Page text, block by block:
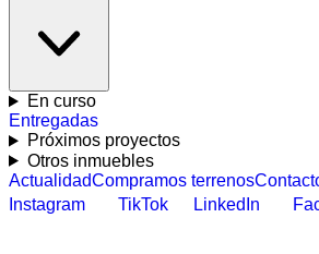
En curso
Entregadas
Próximos proyectos
Otros inmuebles
ActualidadCompramos terrenos
Instagram
TikTok LinkedIn